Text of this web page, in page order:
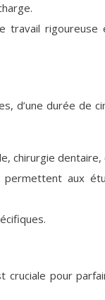
rigoureuse
d’une durée de
chirurgie
aux
pour